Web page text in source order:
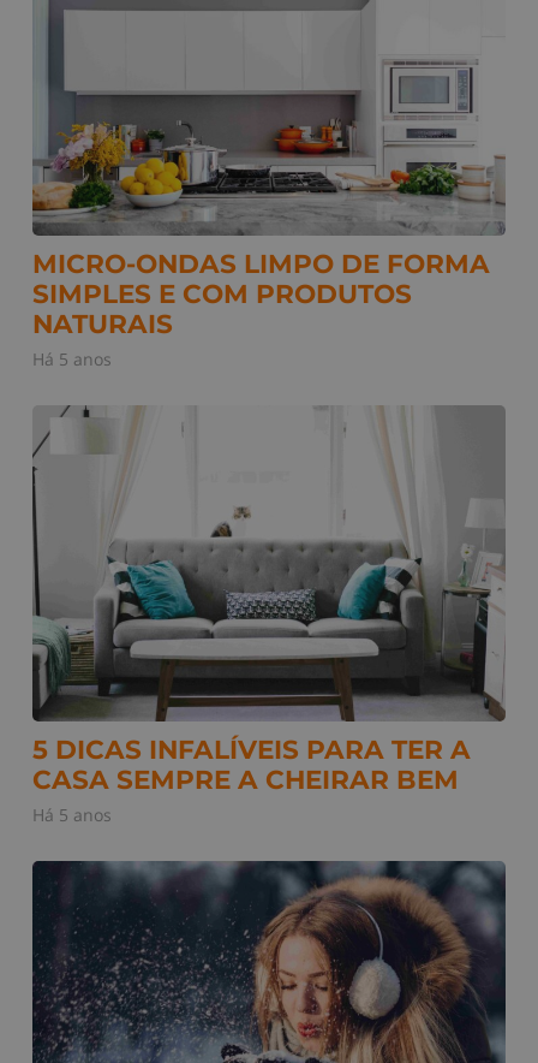
MICRO-ONDAS LIMPO DE FORMA
SIMPLES E COM PRODUTOS
NATURAIS
Há 5 anos
5 DICAS INFALÍVEIS PARA TER A
CASA SEMPRE A CHEIRAR BEM
Há 5 anos